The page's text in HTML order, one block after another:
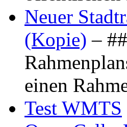
Neuer
(Kopie) –
einen
Test WMTS